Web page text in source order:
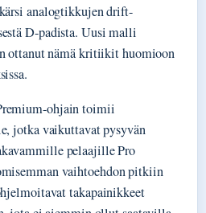
analogtikkujen drift-
D-padista. Uusi malli
ottanut nämä kritiikit huomioon
ohjain toimii
jotka vaikuttavat pysyvän
pelaajille Pro
vaihtoehdon pitkiin
takapainikkeet